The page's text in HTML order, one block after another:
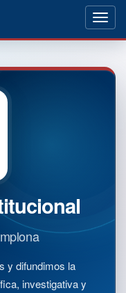
y difundimos la
investigativa y